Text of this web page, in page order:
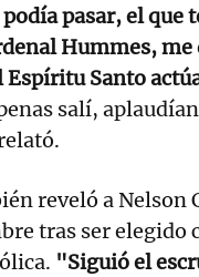
pasar, el que
Hummes,
Espíritu Santo
salí,
reveló a Nelson
tras ser elegido
"Siguió el